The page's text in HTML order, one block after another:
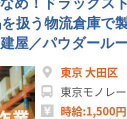
め！ドラックス
扱う物流倉庫で
屋／パウダール
東京 大田区
時給:1,500